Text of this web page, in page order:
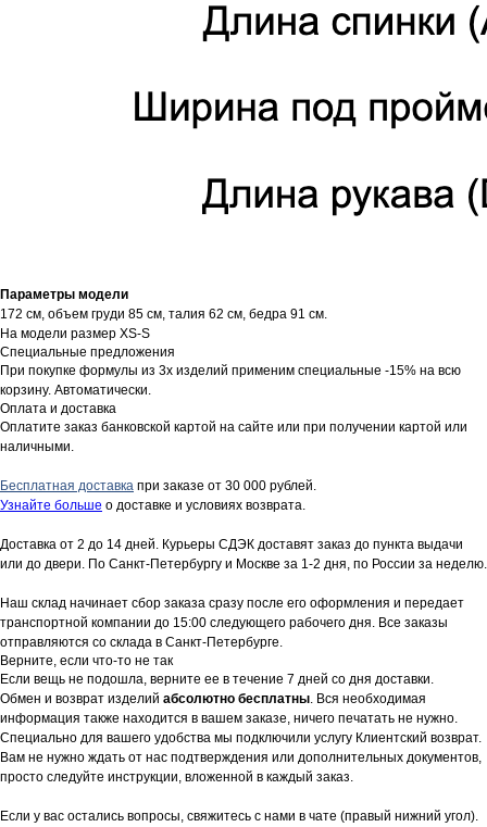
Параметры модели
172 см, объем груди 85 см, талия 62 см, бедра 91 см.
На модели размер XS-S
Специальные предложения
При покупке формулы из 3х изделий применим специальные -15% на всю
корзину. Автоматически.
Оплата и доставка
Оплатите заказ банковской картой на сайте или при получении картой или
наличными.
Бесплатная доставка при заказе от 30 000 рублей.
Узнайте больше о доставке и условиях возврата.
Доставка от 2 до 14 дней. Курьеры СДЭК доставят заказ до пункта выдачи
или до двери. По Санкт-Петербургу и Москве за 1-2 дня, по России за неделю.
Наш склад начинает сбор заказа сразу после его оформления и передает
транспортной компании до 15:00 следующего рабочего дня. Все заказы
отправляются со склада в Санкт-Петербурге.
Верните, если что-то не так
Если вещь не подошла, верните ее в течение 7 дней со дня доставки.
Обмен и возврат изделий абсолютно бесплатны. Вся необходимая
информация также находится в вашем заказе, ничего печатать не нужно.
Специально для вашего удобства мы подключили услугу Клиентский возврат.
Вам не нужно ждать от нас подтверждения или дополнительных документов,
просто следуйте инструкции, вложенной в каждый заказ.
Если у вас остались вопросы, свяжитесь с нами в чате (правый нижний угол).